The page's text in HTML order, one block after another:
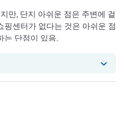
만, 단지 아쉬운 점은 주변에 걸
핑센터가 없다는 것은 아쉬운 점
는 단점이 있음.
는 Sang J. P.로부터의 리뷰에 응